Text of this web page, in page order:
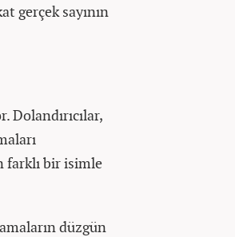
gerçek sayının
Dolandırıcılar,
farklı bir isimle
düzgün